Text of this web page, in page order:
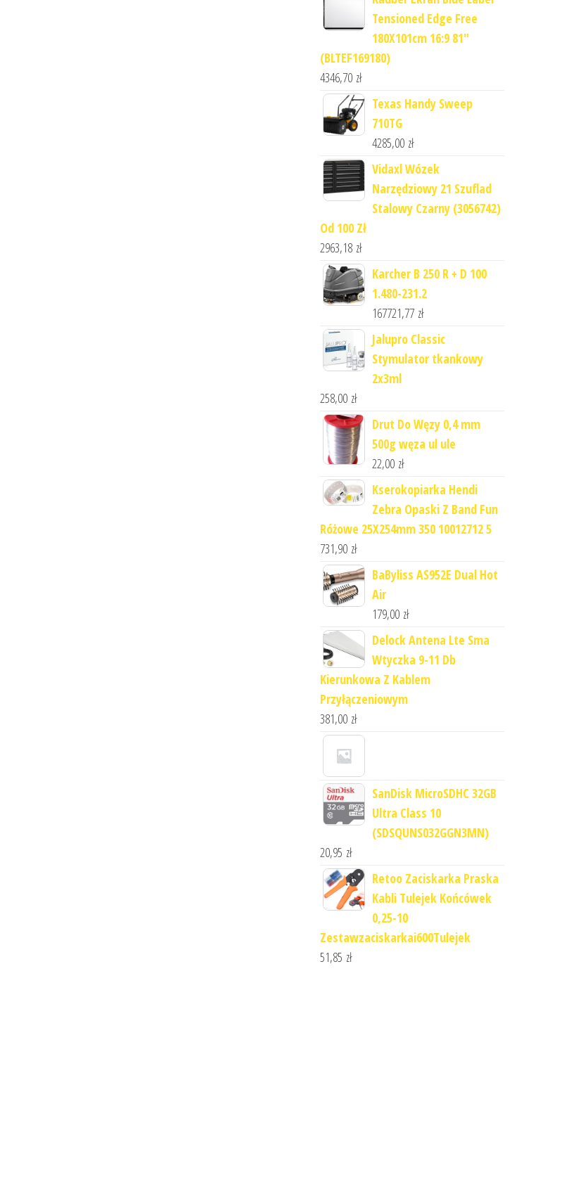
Tensioned Edge Free
180X101cm 16:9 81"
(BLTEF169180)
4346,70 zł
Texas Handy Sweep
710TG
4285,00 zł
Vidaxl Wózek
Narzędziowy 21 Szuflad
Stalowy Czarny (3056742)
Od 100 Zł
2963,18 zł
Karcher B 250 R + D 100
1.480-231.2
167721,77 zł
Jalupro Classic
Stymulator tkankowy
2x3ml
258,00 zł
Drut Do Węzy 0,4 mm
500g węza ul ule
22,00 zł
Kserokopiarka Hendi
Zebra Opaski Z Band Fun
Różowe 25X254mm 350 10012712 5
731,90 zł
BaByliss AS952E Dual Hot
Air
179,00 zł
Delock Antena Lte Sma
Wtyczka 9-11 Db
Kierunkowa Z Kablem
Przyłączeniowym
381,00 zł
SanDisk MicroSDHC 32GB
Ultra Class 10
(SDSQUNS032GGN3MN)
20,95 zł
Retoo Zaciskarka Praska
Kabli Tulejek Końcówek
0,25-10
Zestawzaciskarkai600Tulejek
51,85 zł